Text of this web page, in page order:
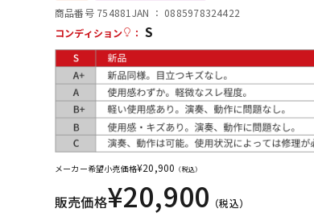
その他楽器
レコーディン
グ機器
配信/ライブ
機器
商品番号 754881 JAN ： 0885978324422
コンディション
： S
メーカー希望小売価格¥20,900 （税込）
販売価格¥20,900 （税込）